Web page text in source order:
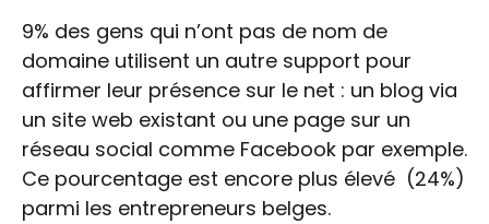
9% des gens qui n’ont pas de nom de
domaine utilisent un autre support pour
affirmer leur présence sur le net : un blog via
un site web existant ou une page sur un
réseau social comme Facebook par exemple.
Ce pourcentage est encore plus élevé (24%)
parmi les entrepreneurs belges.